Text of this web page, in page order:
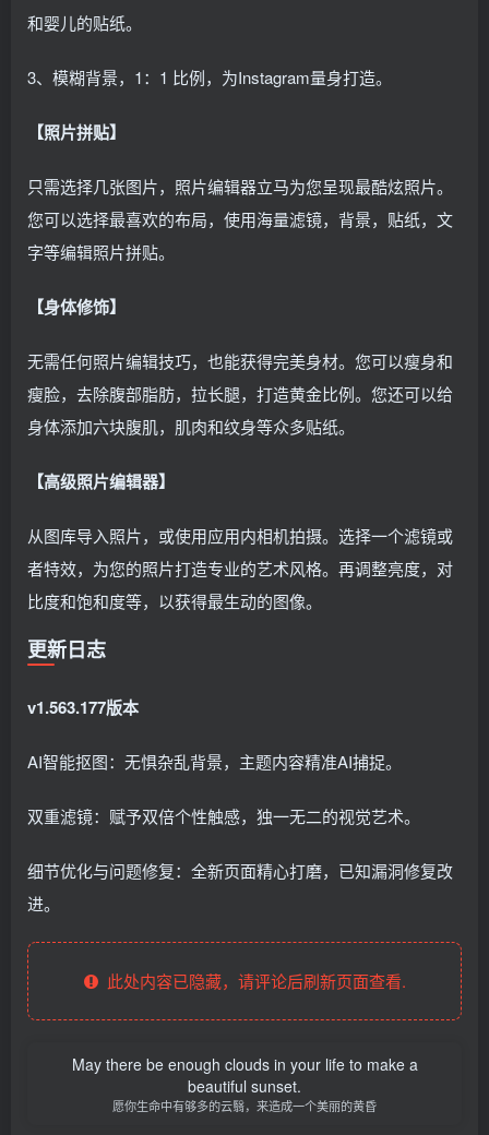
和婴儿的贴纸。
3、模糊背景，1：1 比例，为Instagram量身打造。
【照片拼贴】
只需选择几张图片，照片编辑器立马为您呈现最酷炫照片。
您可以选择最喜欢的布局，使用海量滤镜，背景，贴纸，文
字等编辑照片拼贴。
【身体修饰】
无需任何照片编辑技巧，也能获得完美身材。您可以瘦身和
瘦脸，去除腹部脂肪，拉长腿，打造黄金比例。您还可以给
身体添加六块腹肌，肌肉和纹身等众多贴纸。
【高级照片编辑器】
从图库导入照片，或使用应用内相机拍摄。选择一个滤镜或
者特效，为您的照片打造专业的艺术风格。再调整亮度，对
比度和饱和度等，以获得最生动的图像。
更新日志
v1.563.177版本
AI智能抠图：无惧杂乱背景，主题内容精准AI捕捉。
双重滤镜：赋予双倍个性触感，独一无二的视觉艺术。
细节优化与问题修复：全新页面精心打磨，已知漏洞修复改
进。
此处内容已隐藏，请评论后刷新页面查看.
May there be enough clouds in your life to make a
beautiful sunset.
愿你生命中有够多的云翳，来造成一个美丽的黄昏